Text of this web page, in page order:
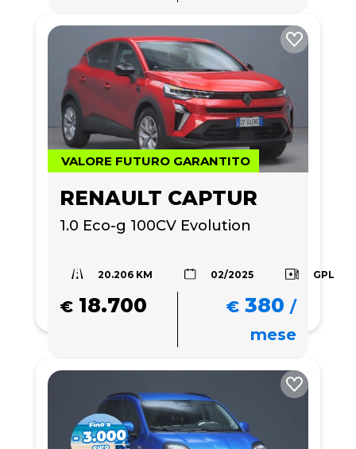
VALORE FUTURO GARANTITO
RENAULT CAPTUR
1.0 Eco-g 100CV Evolution
20.206 KM 02/2025 GPL
€ 18.700 € 380 /
mese